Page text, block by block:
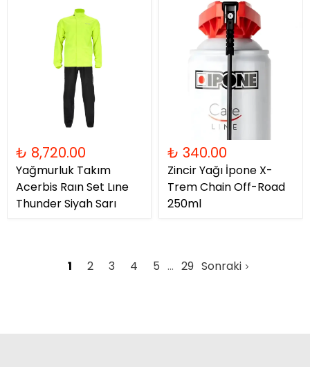
₺ 8,720.00
Yağmurluk Takım
Acerbis Raın Set Lıne
Thunder Siyah Sarı
₺ 340.00
Zincir Yağı İpone X-
Trem Chain Off-Road
250ml
1 2 3 4 5 29 Sonraki